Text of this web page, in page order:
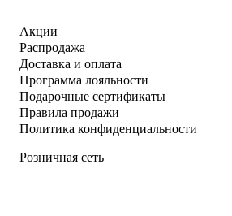
Акции
Распродажа
Доставка и оплата
Программа лояльности
Подарочные сертификаты
Правила продажи
Политика конфиденциальности
Розничная сеть